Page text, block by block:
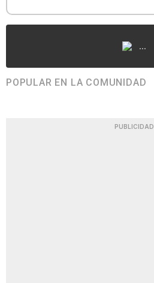
...
POPULAR EN LA COMUNIDAD
PUBLICIDAD